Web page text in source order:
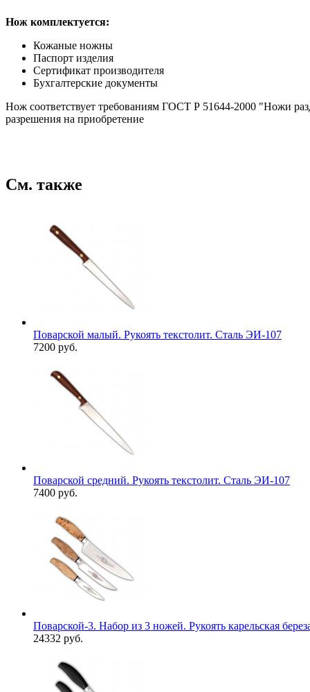
Нож комплектуется:
Кожаные ножны
Паспорт изделия
Сертификат производителя
Бухгалтерские документы
Нож соответствует требованиям ГОСТ Р 51644-2000 "Ножи
разрешения на приобретение
См. также
Поварской малый. Рукоять текстолит. Сталь ЭИ-107
7200 руб.
Поварской средний. Рукоять текстолит. Сталь ЭИ-107
7400 руб.
Поварской-3. Набор из 3 ножей. Рукоять карельская
24332 руб.